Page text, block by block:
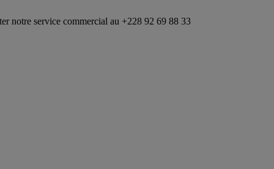
commercial au +228 92 69 88 33